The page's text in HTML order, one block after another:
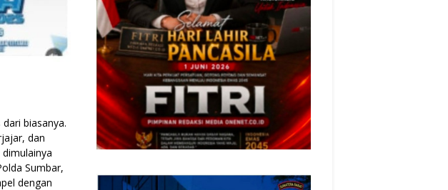
biasanya.
dan
Sumbar,
dengan